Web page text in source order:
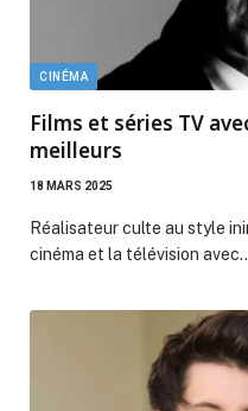
CINÉMA
Films et séries TV
meilleurs
18 MARS 2025
Réalisateur culte au style
cinéma et la télévision